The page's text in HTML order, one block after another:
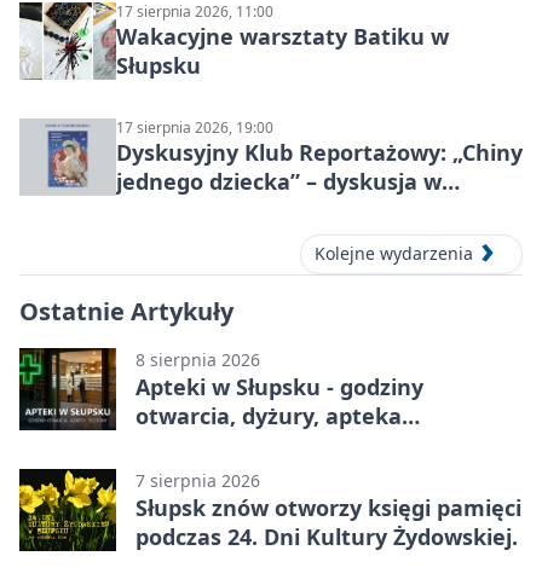
17 sierpnia 2026, 11:00
Wakacyjne warsztaty Batiku w
Słupsku
17 sierpnia 2026, 19:00
Dyskusyjny Klub Reportażowy: „Chiny
jednego dziecka” – dyskusja w
Kolejne wydarzenia
Ostatnie Artykuły
8 sierpnia 2026
Apteki w Słupsku - godziny
otwarcia, dyżury, apteka
7 sierpnia 2026
Słupsk znów otworzy księgi pamięci
podczas 24. Dni Kultury Żydowskiej.